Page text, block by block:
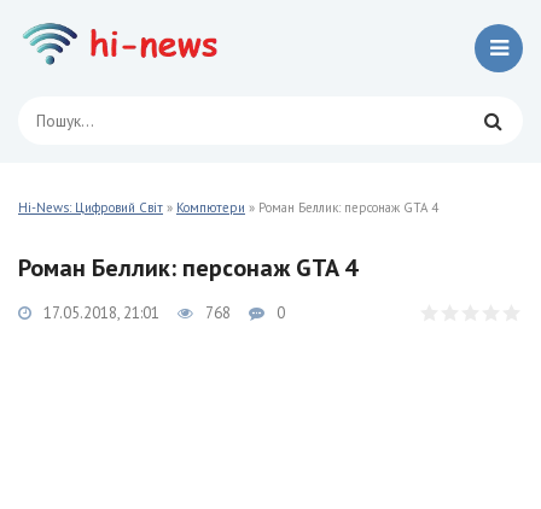
Hi-News: Цифровий Світ » Компютери » Роман Беллик: персонаж GTA 4
Роман Беллик: персонаж GTA 4
17.05.2018, 21:01 768 0